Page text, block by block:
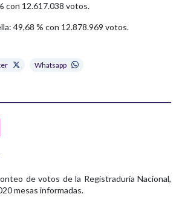
con 12.617.038 votos.
49,68 % con 12.878.969 votos.
Whatsapp
de votos de la Registraduría Nacional,
mesas informadas.